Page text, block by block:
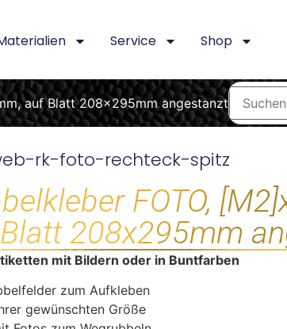
Service Shop
auf Blatt 208x295mm angestanzt
rk-foto-rechteck-spitz
FOTO,
208x295mm
mit Bildern oder in Buntfarben
zum Aufkleben
gewünschten Größe